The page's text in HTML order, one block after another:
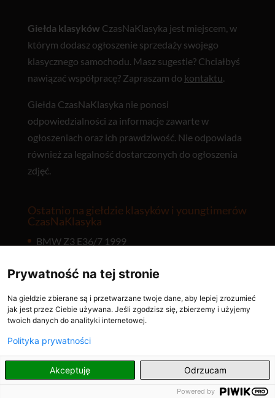
Giełda klasyków CzasNaKlasyka jest miejscem, w
którym dodasz ogłoszenie sprzedaży swojego
klasycznego samochodu. Masz sugestie? Chciałbyś
nawiązać współpracę? Zapraszam do kontaktu.
Giełda CzasNaKlasyka nie ponosi
odpowiedzialności za informacje zawarte w
ogłoszeniach oraz ich prawdziwość. Nie odpowiada
również za legalność dostarczonych do ogłoszenia
zdjęć.
Ostatnio na giełdzie klasyków i youngtimerów
CzasNaKlasyka
BMW Z3 E36/7 1999
– co oznaczają i jak je ograniczyć
FSO Polonez 1991
Oznaczenia na oponach – jak czytać rozmiar,
indeks prędkości i nośności?
Ford Model A 1929
Suzuki Swift GTI 1993
PL
Prywatność na tej stronie
Na giełdzie zbierane są i przetwarzane twoje dane, aby lepiej zrozumieć
jak jest przez Ciebie używana. Jeśli zgodzisz się, zbierzemy i użyjemy
twoich danych do analityki internetowej.
Polityka prywatności
Akceptuję Odrzucam
Powered by